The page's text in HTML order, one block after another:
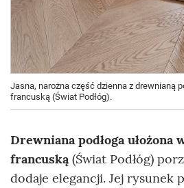
Jasna, narożna część dzienna z drewnianą
francuską (Świat Podłóg).
Drewniana podłoga ułożona
francuską(Świat Podłóg)
dodaje elegancji. Jej rysunek